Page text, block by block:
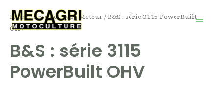
contenu
Home/ Product Type Moteur / B&S : série 3115 PowerBuilt
OHV
B&S : série 3115
PowerBuilt OHV